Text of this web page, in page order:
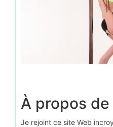
À propos de
Je rejoint ce site Web